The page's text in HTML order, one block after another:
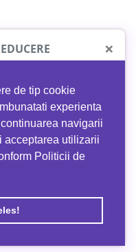
de tip cookie
experienta
navigarii
acceptarea utilizarii
Politicii de
×
la orice comandă
EATTRACK